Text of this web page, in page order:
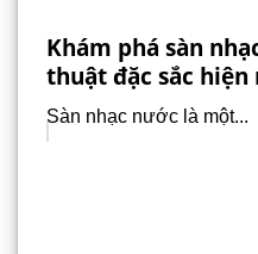
Khám phá sàn
thuật đặc sắc hiện
Sàn nhạc nước là một...